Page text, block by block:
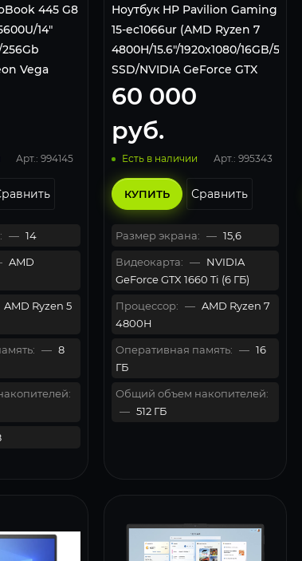
445 G8
14"
Vega
Win 10
Арт.: 994145
— 14
AMD
AMD Ryzen 5
— 8
Ноутбук HP Pavilion Gaming
15-ec1066ur (AMD Ryzen 7
4800H/15.6"/1920x1080/16GB/512GB
SSD/NVIDIA GeForce GTX
1660ti MQ 6GB/Wi-
Fi/Bluetooth/Win10)
60 000
руб.
Есть в наличии Арт.: 995343
КУПИТЬ Сравнить
Размер экрана: — 15,6
Видеокарта: — NVIDIA
GeForce GTX 1660 Ti (6 ГБ)
Процессор: — AMD Ryzen 7
4800H
Оперативная память: — 16
ГБ
Общий объем накопителей:
— 512 ГБ